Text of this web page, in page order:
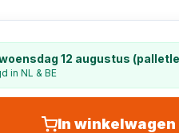
12 augustus
in NL & BE
In winkelwagen